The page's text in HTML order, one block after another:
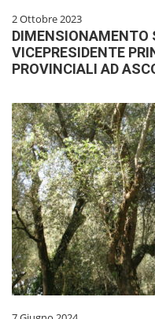
2 Ottobre 2023
DIMENSIONAMENTO
VICEPRESIDENTE
PROVINCIALI AD